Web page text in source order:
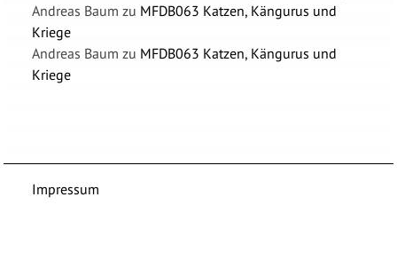
Andreas Baum zu MFDB063 Katzen, Kängurus und
Kriege
Andreas Baum zu MFDB063 Katzen, Kängurus und
Kriege
Impressum